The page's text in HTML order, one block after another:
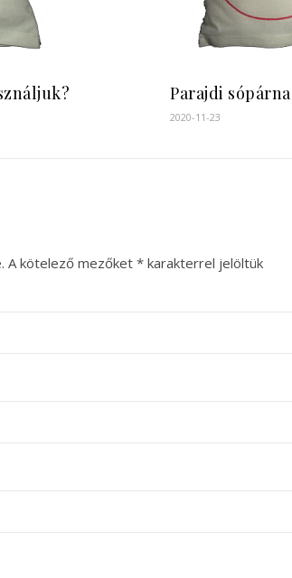
Parajdi sópárna
2020-11-23
A kötelező mezőket * karakterrel jelöltük